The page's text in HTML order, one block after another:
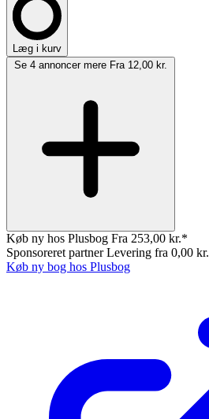
Læg i kurv
Se 4 annoncer mere Fra 12,00 kr.
Køb ny hos Plusbog Fra 253,00 kr.*
Sponsoreret partnerLevering fra 0,00 kr.
Køb ny bog hos Plusbog